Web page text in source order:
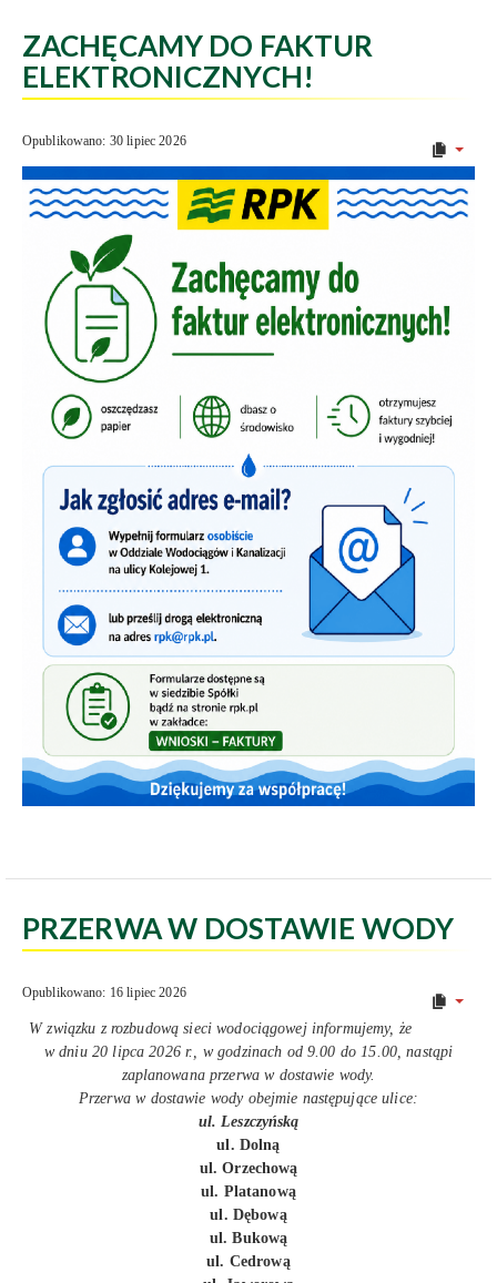
ZACHĘCAMY DO FAKTUR
ELEKTRONICZNYCH!
Opublikowano: 30 lipiec 2026
PRZERWA W DOSTAWIE WODY
Opublikowano: 16 lipiec 2026
W związku z rozbudową sieci wodociągowej informujemy, że
w dniu 20 lipca 2026 r., w godzinach od 9.00 do 15.00, nastąpi
zaplanowana przerwa w dostawie wody.
Przerwa w dostawie wody obejmie następujące ulice:
ul. Leszczyńską
ul. Dolną
ul. Orzechową
ul. Platanową
ul. Dębową
ul. Bukową
ul. Cedrową